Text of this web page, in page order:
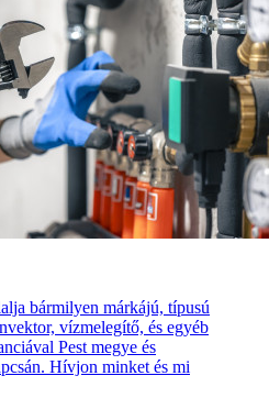
bármilyen márkájú, típusú
vízmelegítő, és egyéb
Pest megye és
Hívjon minket és mi